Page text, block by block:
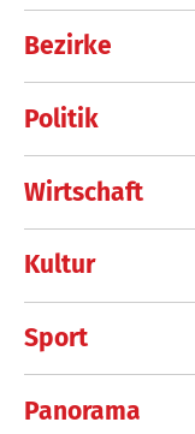
Bezirke
Politik
Wirtschaft
Kultur
Sport
Panorama